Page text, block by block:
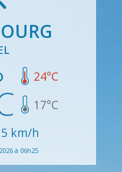
24°C
17°C
km/h
à 06h25